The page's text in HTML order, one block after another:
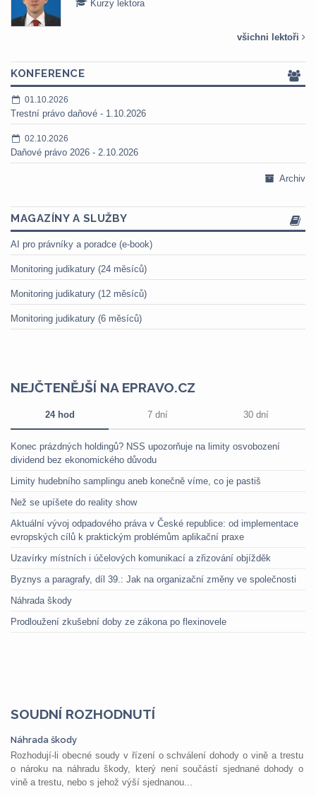
Kurzy lektora
všichni lektoři
KONFERENCE
01.10.2026
Trestní právo daňové - 1.10.2026
02.10.2026
Daňové právo 2026 - 2.10.2026
Archiv
MAGAZÍNY A SLUŽBY
AI pro právníky a poradce (e-book)
Monitoring judikatury (24 měsíců)
Monitoring judikatury (12 měsíců)
Monitoring judikatury (6 měsíců)
NEJČTENĚJŠÍ NA EPRAVO.CZ
24 hod 7 dní 30 dní
Konec prázdných holdingů? NSS upozorňuje na limity osvobození
dividend bez ekonomického důvodu
Limity hudebního samplingu aneb konečně víme, co je pastiš
Než se upíšete do reality show
Aktuální vývoj odpadového práva v České republice: od implementace
evropských cílů k praktickým problémům aplikační praxe
Uzavírky místních i účelových komunikací a zřizování objížděk
Byznys a paragrafy, díl 39.: Jak na organizační změny ve společnosti
Náhrada škody
Prodloužení zkušební doby ze zákona po flexinovele
SOUDNÍ ROZHODNUTÍ
Náhrada škody
Rozhodují-li obecné soudy v řízení o schválení dohody o vině a trestu
o nároku na náhradu škody, který není součástí sjednané dohody o
vině a trestu, nebo s jehož výší sjednanou...